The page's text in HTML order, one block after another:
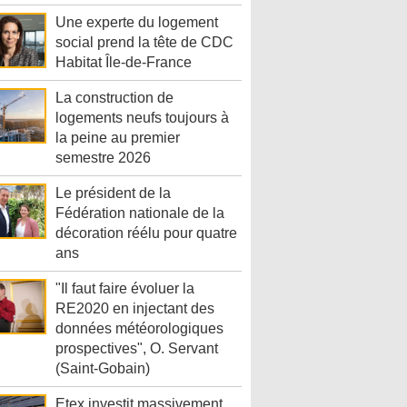
Une experte du logement
social prend la tête de CDC
Habitat Île-de-France
La construction de
logements neufs toujours à
la peine au premier
semestre 2026
Le président de la
Fédération nationale de la
décoration réélu pour quatre
ans
"Il faut faire évoluer la
RE2020 en injectant des
données météorologiques
prospectives", O. Servant
(Saint-Gobain)